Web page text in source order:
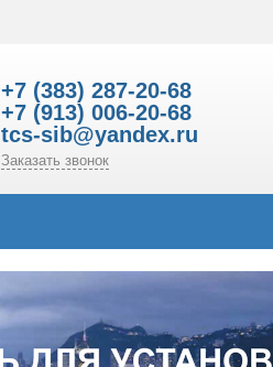
+7 (383) 287-20-68
+7 (913) 006-20-68
tcs-sib@yandex.ru
Заказать звонок